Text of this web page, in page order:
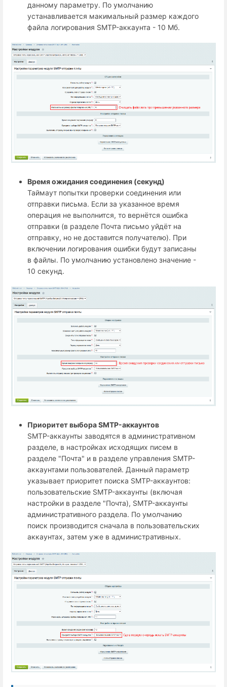
данному параметру. По умолчанию
устанавливается макимальный размер каждого
файла логирования SMTP-аккаунта - 10 Мб.
Время ожидания соединения (секунд)
Таймаут попытки проверки соединения или
отправки письма. Если за указанное время
операция не выполнится, то вернётся ошибка
отправки (в разделе Почта письмо уйдёт на
отправку, но не доставится получателю). При
включении логирования ошибки будут записаны
в файлы. По умолчанию установлено значение -
10 секунд.
Приоритет выбора SMTP-аккаунтов
SMTP-аккаунты заводятся в административном
разделе, в настройках исходящих писем в
разделе "Почта" и в разделе управления SMTP-
аккаунтами пользователей. Данный параметр
указывает приоритет поиска SMTP-аккаунтов:
пользовательские SMTP-аккаунты (включая
настройки в разделе "Почта), SMTP-аккаунты
административного раздела. По умолчанию
поиск производится сначала в пользовательских
аккаунтах, затем уже в административных.